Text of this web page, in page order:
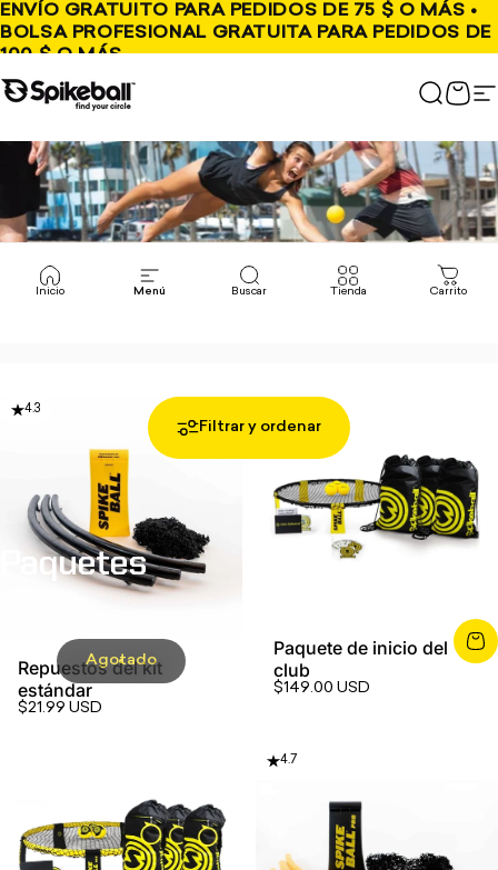
Ir al contenido
ENVÍO GRATUITO PARA PEDIDOS DE 75 $ O MÁS •
BOLSA PROFESIONAL GRATUITA PARA PEDIDOS DE
100 $ O MÁS
Tienda Spikeball Buscar
Inicio Menú Buscar Tienda Carrito
Paquetes
Filtrar y ordenar
4.3
Agotado
Repuestos del kit
estándar
$21.99 USD
Paquete de inicio del
club
$149.00 USD
4.7